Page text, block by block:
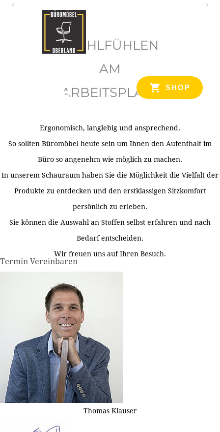
SHOP
WOHLFÜHLEN
AM
ARBEITSPLATZ
Ergonomisch, langlebig und ansprechend.
So sollten Büromöbel heute sein um Ihnen den Aufenthalt im
Büro so angenehm wie möglich zu machen.
In unserem Schauraum haben Sie die Möglichkeit die Vielfalt der
Produkte zu entdecken und den erstklassigen Sitzkomfort
persönlich zu erleben.
Sie können die Auswahl an Stoffen selbst erfahren und nach
Bedarf entscheiden.
Wir freuen uns auf Ihren Besuch.
Termin Vereinbaren
Thomas Klauser